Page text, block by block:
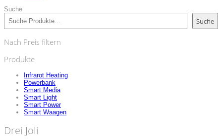
Suche
Suche
Nach Preis filtern
Produkte
Infrarot Heating
Powerbank
Smart Media
Smart Light
Smart Power
Smart Waagen
Drei Joli